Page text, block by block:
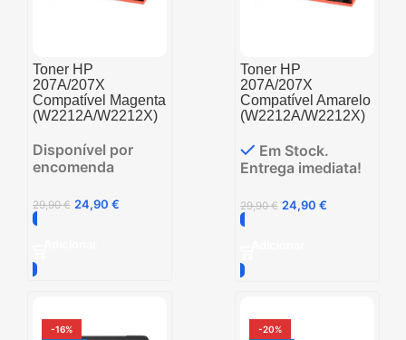
Toner HP
207A/207X
Compatível Magenta
(W2212A/W2212X)
Disponível por
encomenda
29,90€ 24,90 €
Toner HP
207A/207X
Compatível Amarelo
(W2212A/W2212X)
Em Stock.
Entrega imediata!
29,90€ 24,90 €
-16%
-20%